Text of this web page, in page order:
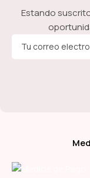
Estando